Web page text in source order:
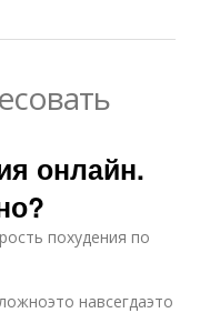
онлайн.
похудения по
навсегдаэто